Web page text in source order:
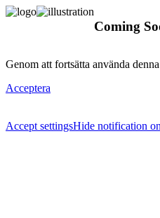
Coming
Genom att fortsätta använda
Acceptera
Accept settingsHide notification